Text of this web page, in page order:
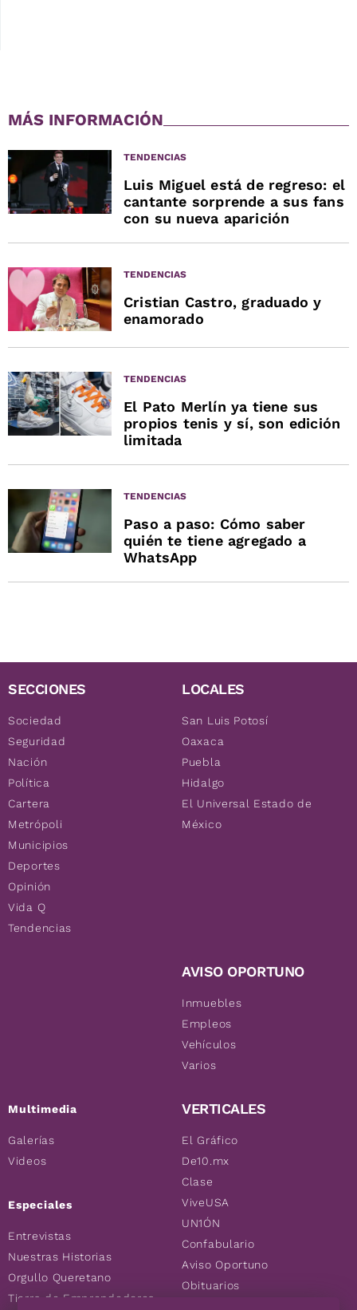
MÁS INFORMACIÓN
TENDENCIAS
Luis Miguel está de regreso: el
cantante sorprende a sus fans
con su nueva aparición
TENDENCIAS
Cristian Castro, graduado y
enamorado
TENDENCIAS
El Pato Merlín ya tiene sus
propios tenis y sí, son edición
limitada
TENDENCIAS
Paso a paso: Cómo saber
quién te tiene agregado a
WhatsApp
SECCIONES
Sociedad
Seguridad
Nación
Política
Cartera
Metrópoli
Municipios
Deportes
Opinión
Vida Q
Tendencias
Multimedia
Galerías
Videos
Especiales
Entrevistas
Nuestras Historias
Orgullo Queretano
Tierra de Emprendedores
LOCALES
San Luis Potosí
Oaxaca
Puebla
Hidalgo
El Universal Estado de
México
AVISO OPORTUNO
Inmuebles
Empleos
Vehículos
Varios
VERTICALES
El Gráfico
De10.mx
Clase
ViveUSA
UN1ÓN
Confabulario
Aviso Oportuno
Obituarios